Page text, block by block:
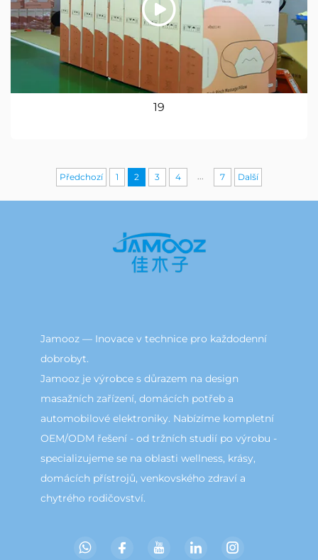
19
Předchozí 1 2 3 4 7 Další
Jamooz — Inovace v technice pro každodenní
dobrobyt.
Jamooz je výrobce s důrazem na design
masažních zařízení, domácích potřeb a
automobilové elektroniky. Nabízíme kompletní
OEM/ODM řešení - od tržních studií po výrobu -
specializujeme se na oblasti wellness, krásy,
domácích přístrojů, venkovského zdraví a
chytrého rodičovství.